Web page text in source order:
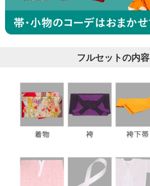
フルセットの内容